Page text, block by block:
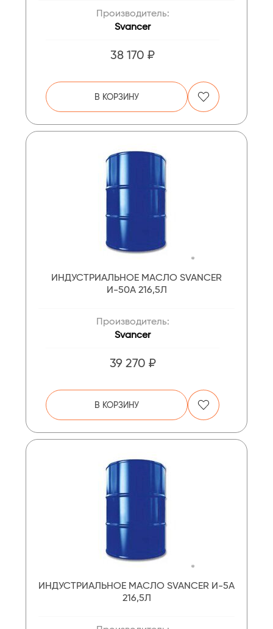
Производитель:
Svancer
38 170 ₽
В КОРЗИНУ
ИНДУСТРИАЛЬНОЕ МАСЛО SVANCER
И-50А 216,5Л
Производитель:
Svancer
39 270 ₽
В КОРЗИНУ
ИНДУСТРИАЛЬНОЕ МАСЛО SVANCER И-5А
216,5Л